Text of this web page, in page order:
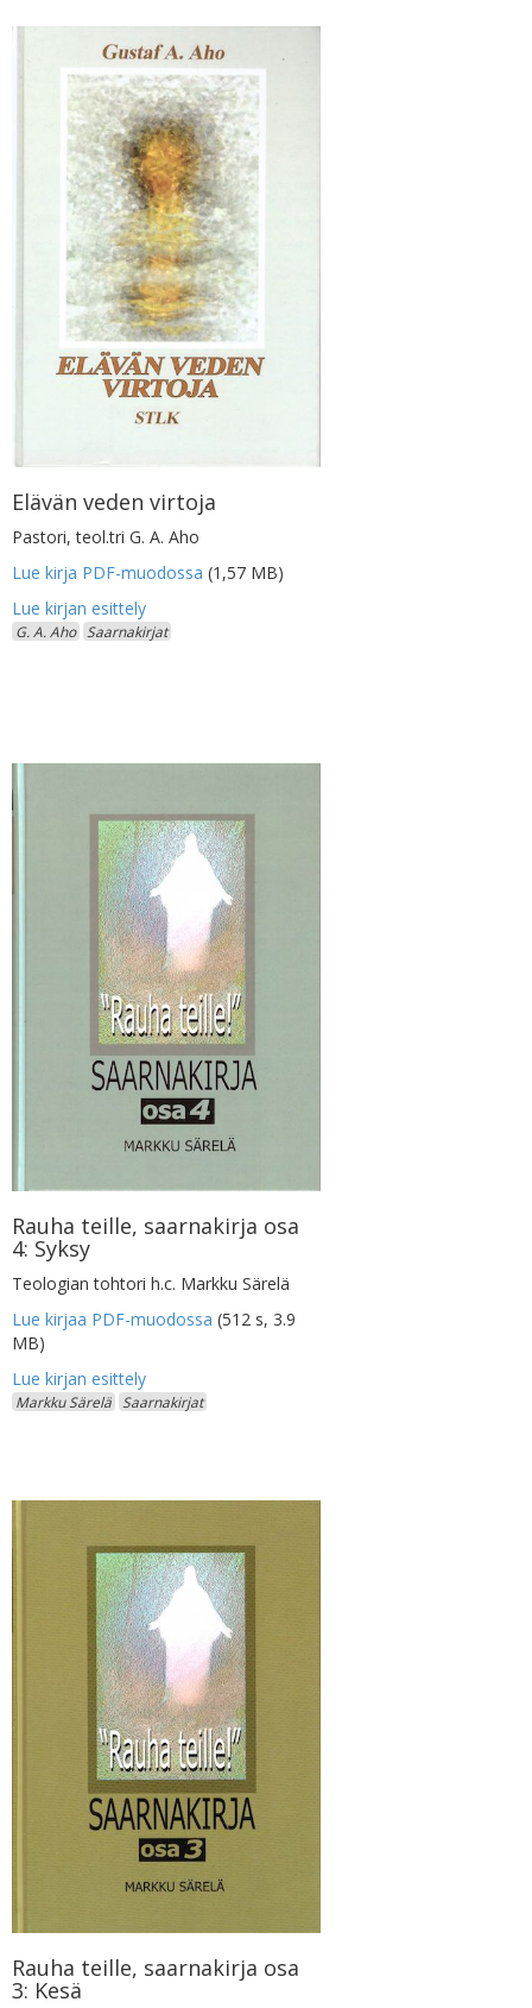
Elävän veden virtoja
Pastori, teol.tri G. A. Aho
Lue kirja PDF-muodossa (1,57 MB)
G. A. Aho Saarnakirjat
Rauha teille, saarnakirja osa
4: Syksy
Teologian tohtori h.c. Markku Särelä
Lue kirjaa PDF-muodossa (512 s, 3.9
MB)
Markku Särelä Saarnakirjat
Rauha teille, saarnakirja osa
3: Kesä